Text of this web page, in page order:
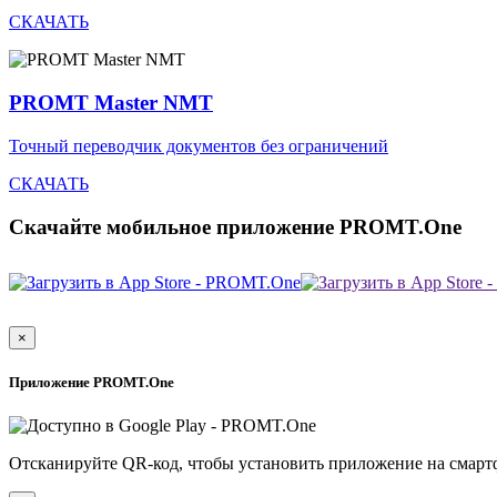
СКАЧАТЬ
PROMT Master NMT
Точный переводчик документов без ограничений
СКАЧАТЬ
Скачайте мобильное приложение PROMT.One
×
Приложение PROMT.One
Отсканируйте QR-код, чтобы установить приложение на